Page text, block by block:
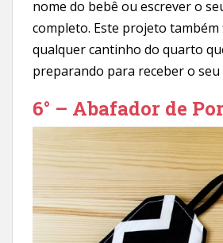
nome do bebê ou escrever o
completo. Este projeto também
qualquer cantinho do quarto
preparando para receber o seu
6° – Abafador de